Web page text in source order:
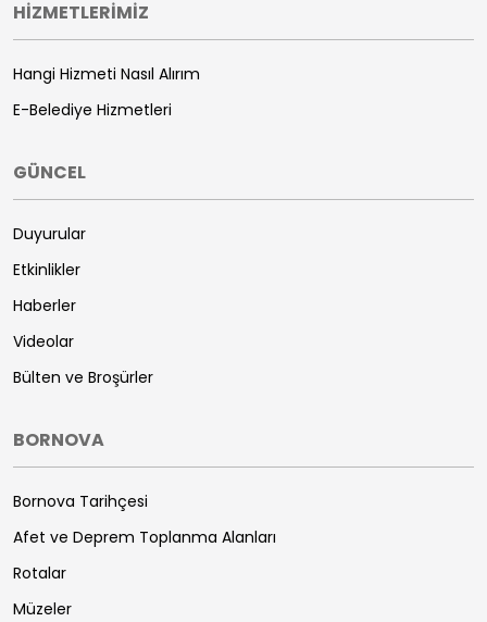
HİZMETLERİMİZ
Hangi Hizmeti Nasıl Alırım
E-Belediye Hizmetleri
GÜNCEL
Duyurular
Etkinlikler
Haberler
Videolar
Bülten ve Broşürler
BORNOVA
Bornova Tarihçesi
Afet ve Deprem Toplanma Alanları
Rotalar
Müzeler